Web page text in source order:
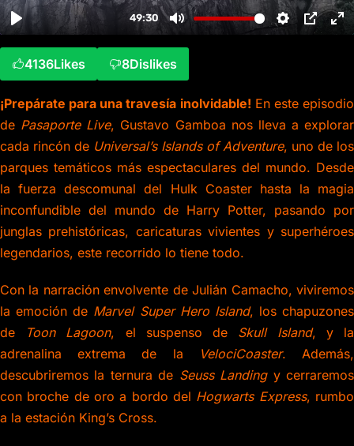
4136Likes 8Dislikes
¡Prepárate para una travesía inolvidable! En este episodio
de Pasaporte Live, Gustavo Gamboa nos lleva a explorar
cada rincón de Universal’s Islands of Adventure, uno de los
parques temáticos más espectaculares del mundo. Desde
la fuerza descomunal del Hulk Coaster hasta la magia
inconfundible del mundo de Harry Potter, pasando por
junglas prehistóricas, caricaturas vivientes y superhéroes
legendarios, este recorrido lo tiene todo.
Con la narración envolvente de Julián Camacho, viviremos
la emoción de Marvel Super Hero Island, los chapuzones
de
Toon Lagoon, el suspenso de Skull Island, y la
adrenalina extrema de la
VelociCoaster. Además,
descubriremos la ternura de Seuss Landingy cerraremos
con broche de oro a bordo del Hogwarts Express, rumbo
a la estación King’s Cross.